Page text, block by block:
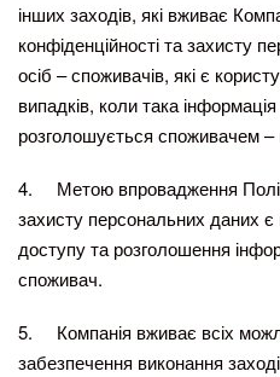
інших заходів, які вживає
конфіденційності та захисту
осіб – споживачів, які є
випадків, коли така
розголошується споживачем
4. Метою впровадження
захисту персональних даних
доступу та розголошення
споживач.
5. Компанія вживає всіх
забезпечення виконання